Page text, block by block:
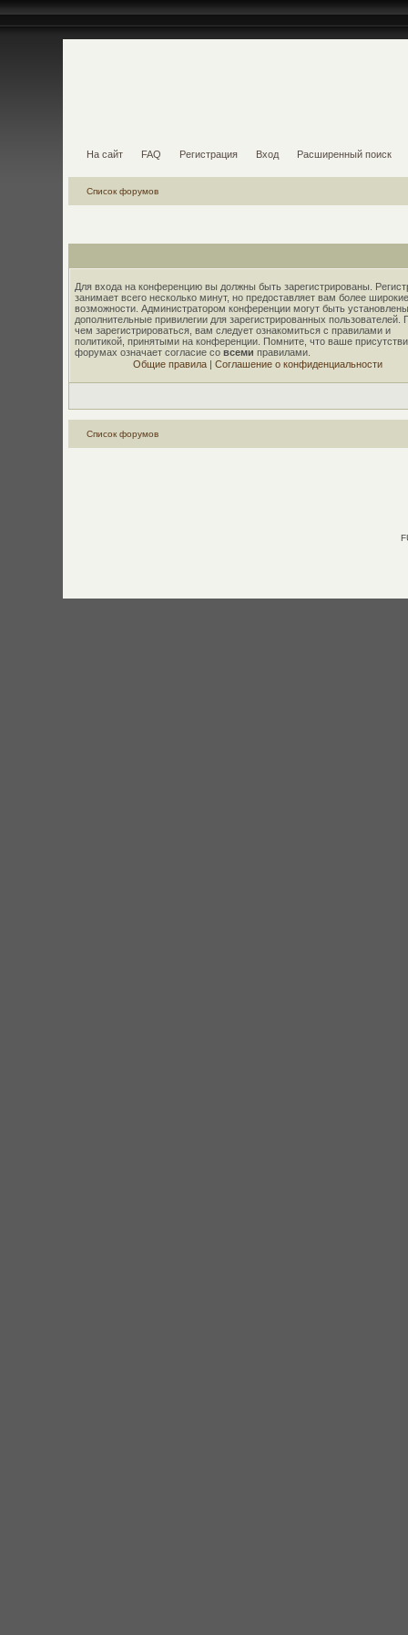
На сайт FAQ Регистрация Вход Расширенный поиск
Список форумов
Для входа на конференцию вы должны быть зарегистрированы.
занимает всего несколько минут, но предоставляет вам более широкие
возможности. Администратором конференции могут быть
дополнительные привилегии для зарегистрированных пользователей.
чем зарегистрироваться, вам следует ознакомиться с правилами и
политикой, принятыми на конференции. Помните, что ваше
форумах означает согласие со всеми правилами.
Общие правила| Соглашение о конфиденциальности
Список форумов